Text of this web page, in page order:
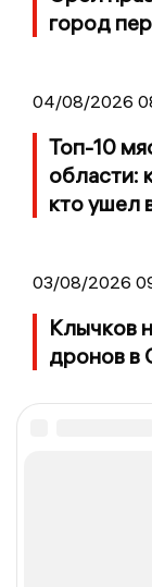
город
04/08/2026
Топ-10
области:
кто ушел
03/08/2026
Клычков
дронов в